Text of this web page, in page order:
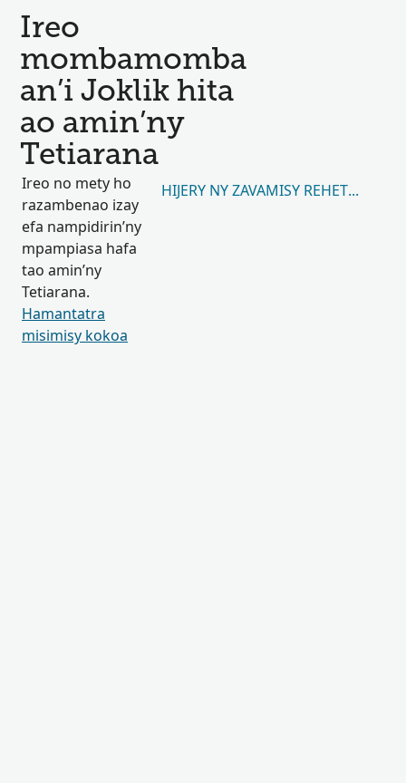
Ireo
mombamomba
an’i Joklik hita
ao amin’ny
Tetiarana
Ireo no mety ho
razambenao izay
efa nampidirin’ny
mpampiasa hafa
tao amin’ny
Tetiarana.
Hamantatra
misimisy kokoa
HIJERY NY ZAVAMISY REHETRA